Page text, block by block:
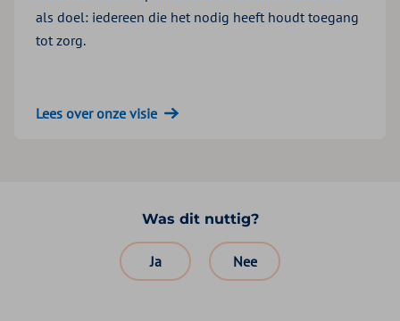
als doel: iedereen die het nodig heeft houdt toegang
tot zorg.
Lees over onze visie
Was dit nuttig?
Ja Nee